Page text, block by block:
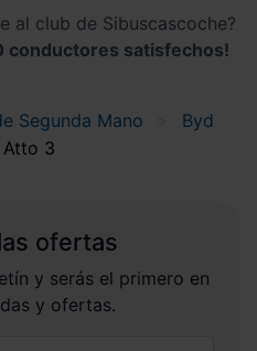
al club de Sibuscascoche?
conductores satisfechos!
Segunda Mano
Byd
Atto 3
ofertas
y serás el primero en
y ofertas.